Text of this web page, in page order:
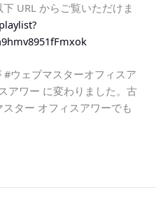
URL からご覧いただけま
ウェブマスターオフィスア
アワー に変わりました。古
ター オフィスアワーでも